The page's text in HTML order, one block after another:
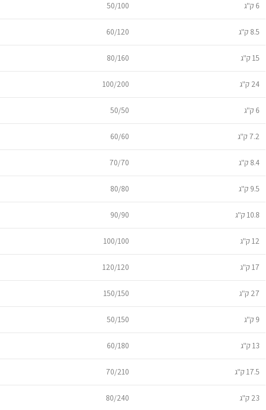
6 ק"ג 50/100
8.5 ק"ג 60/120
15 ק"ג 80/160
24 ק"ג 100/200
6 ק"ג 50/50
7.2 ק"ג 60/60
8.4 ק"ג 70/70
9.5 ק"ג 80/80
10.8 ק"ג 90/90
12 ק"ג 100/100
17 ק"ג 120/120
27 ק"ג 150/150
9 ק"ג 50/150
13 ק"ג 60/180
17.5 ק"ג 70/210
23 ק"ג 80/240